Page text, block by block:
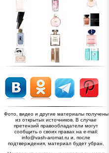
Фото, видео и другие материалы получены
из открытых источников. В случае
претензий правообладатели могут
сообщить о своих правах на e-mail:
info@vash-aromat.ru и, после
подтверждения, материал будет убран.